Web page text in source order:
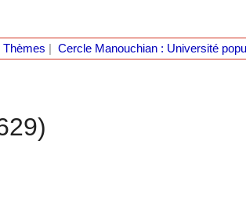
Thèmes Cercle Manouchian : Université